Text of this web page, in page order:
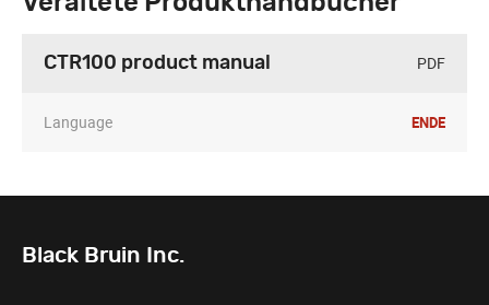
CTR100 product manual PDF
Language ENDE
Black Bruin Inc.